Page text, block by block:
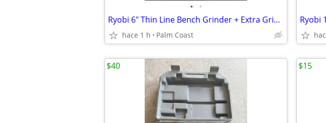
• •
Ryobi 6" Thin Line Bench Grinder + Extra Grinding Wheels
hace 1 h Palm Coast
$40 $15